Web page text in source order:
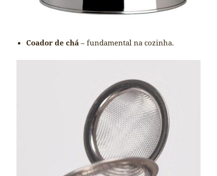
Coador de chá – fundamental na cozinha.